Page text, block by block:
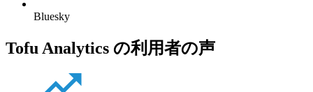
Bluesky
Tofu Analytics の利用者の声